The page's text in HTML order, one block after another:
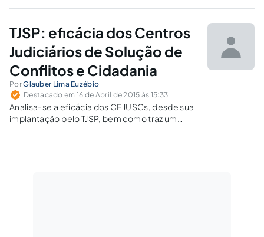
extinção do processo sem resolução de
prevista no art. 625-D da CLT.
TJSP: eficácia dos Centros
Judiciários de Solução de
Conflitos e Cidadania
PorGlauber Lima Euzébio
Destacado em 16 de Abril de 2015 às 15:33
Analisa-se a eficácia dos CEJUSCs, desde sua
implantação pelo TJSP, bem como traz um
brasileira, qual seja, os meios alternativos de